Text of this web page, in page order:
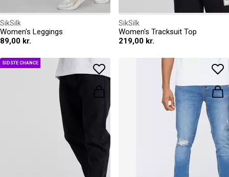
SikSilk
Women's Leggings
89,00 kr.
SikSilk
Women's Tracksuit Top
219,00 kr.
SIDSTE CHANCE